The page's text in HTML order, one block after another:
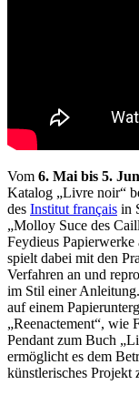
Vom 6. Mai bis 5.
Katalog „Livre noir“
des Institut français in
„Molloy Suce des
Feydieus Papierwerke
spielt dabei mit den
Verfahren an und
im Stil einer
auf einem
„Reenactement“, wie
Pendant zum Buch
ermöglicht es dem
künstlerisches Projekt